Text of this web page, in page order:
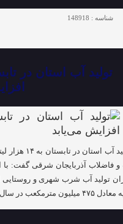
شناسه : 148918
تولید آب
فاضلاب آذربایجان شرقی گفت: با
مترمکعب در سال خواهد رسید. ابراهیم […]